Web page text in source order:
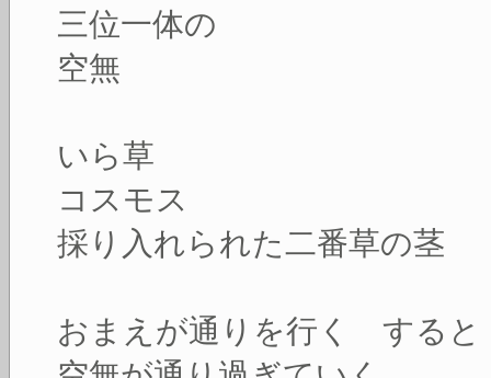
三位一体の
空無
いら草
コスモス
採り入れられた二番草の茎
おまえが通りを行く すると